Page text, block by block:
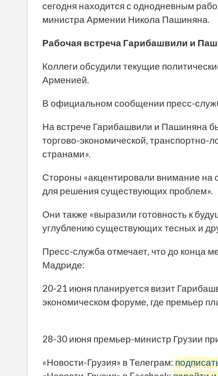
сегодня находится с однодневным
министра Армении Никола Пашиняна.
Рабочая встреча Гарибашвили и
Коллеги обсудили текущие
Арменией.
В официальном сообщении пресс-
На встрече Гарибашвили и Пашиняна
торгово-экономической, транспортно-
странами».
Стороны «акцентировали внимание на
для решения существующих проблем».
Они также «выразили готовность к
углублению существующих тесных и
Пресс-служба отмечает, что до конца
Мадриде:
20-21 июня планируется визит
экономическом форуме, где премьер
28-30 июня премьер-министр Грузии
«Новости-Грузия» в Телеграм: